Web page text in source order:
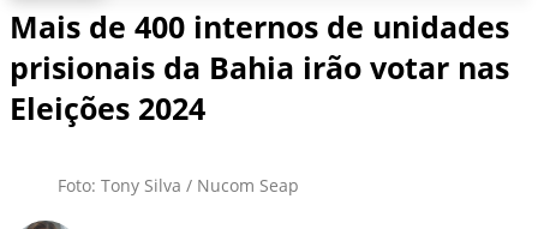
Mais de 400 internos de unidades
prisionais da Bahia irão votar nas
Eleições 2024
Foto: Tony Silva / Nucom Seap